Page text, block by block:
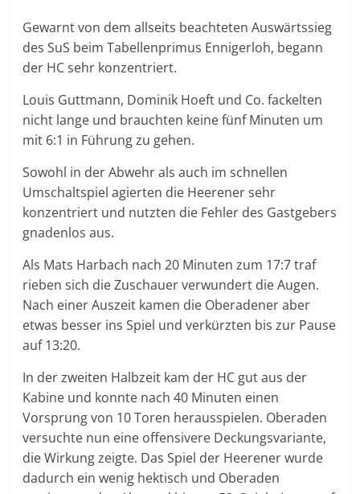
Gewarnt von dem allseits beachteten Auswärtssieg
des SuS beim Tabellenprimus Ennigerloh, begann
der HC sehr konzentriert.
Louis Guttmann, Dominik Hoeft und Co. fackelten
nicht lange und brauchten keine fünf Minuten um
mit 6:1 in Führung zu gehen.
Sowohl in der Abwehr als auch im schnellen
Umschaltspiel agierten die Heerener sehr
konzentriert und nutzten die Fehler des Gastgebers
gnadenlos aus.
Als Mats Harbach nach 20 Minuten zum 17:7 traf
rieben sich die Zuschauer verwundert die Augen.
Nach einer Auszeit kamen die Oberadener aber
etwas besser ins Spiel und verkürzten bis zur Pause
auf 13:20.
In der zweiten Halbzeit kam der HC gut aus der
Kabine und konnte nach 40 Minuten einen
Vorsprung von 10 Toren herausspielen. Oberaden
versuchte nun eine offensivere Deckungsvariante,
die Wirkung zeigte. Das Spiel der Heerener wurde
dadurch ein wenig hektisch und Oberaden